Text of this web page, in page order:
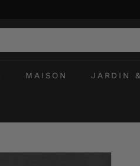
MAISON JARDIN